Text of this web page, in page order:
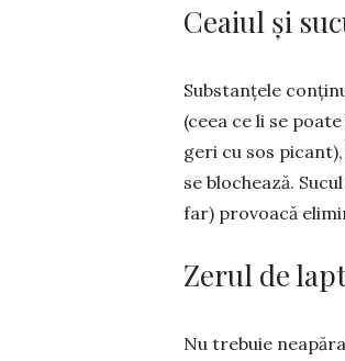
Ceaiul și
Substanțele
(ceea ce li se
geri cu sos
se blochează.
far) provoacă
Zerul de
Nu trebuie